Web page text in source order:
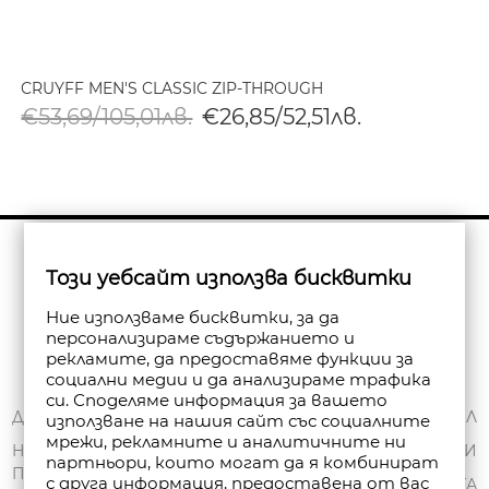
CRUYFF MEN'S CLASSIC ZIP-THROUGH
€53,69/105,01лв. €26,85/52,51лв.
Абониране
ДОСТАВКА
НАЧИНИ НА
ПЛАЩАНЕ
ЗА НАС
ОБЩИ УСЛОВИЯ
ПОЛИТИКА ЗА
МОЯТ ПРОФИЛ
ПОРЪЧКИ
ЧАНТА
Този уебсайт използва бисквитки
Ние използваме бисквитки, за да
персонализираме съдържанието и
рекламите, да предоставяме функции за
социални медии и да анализираме трафика
си. Споделяме информация за вашето
използване на нашия сайт със социалните
мрежи, рекламните и аналитичните ни
партньори, които могат да я комбинират
с друга информация, предоставена от вас